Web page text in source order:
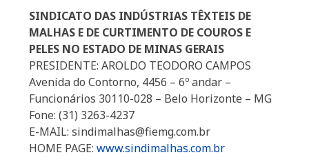
SINDICATO DAS INDÚSTRIAS TÊXTEIS DE
MALHAS E DE CURTIMENTO DE COUROS E
PELES NO ESTADO DE MINAS GERAIS
PRESIDENTE: AROLDO TEODORO CAMPOS
Avenida do Contorno, 4456 – 6º andar –
Funcionários 30110-028 – Belo Horizonte – MG
Fone: (31) 3263-4237
E-MAIL: sindimalhas@fiemg.com.br
HOME PAGE:www.sindimalhas.com.br